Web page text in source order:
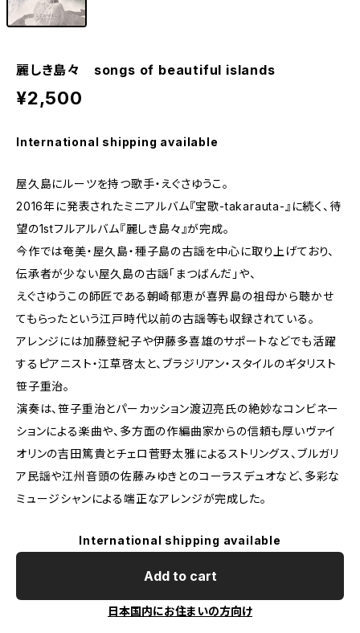
麗しき島々 songs of beautiful islands
¥2,500
International shipping available
屋久島にルーツを持つ歌手・えぐさゆうこ。
2016年に発表されたミニアルバム『宝歌-takarauta-』に続く、待
望の1stフルアルバム『麗しき島々』が完成。
今作では奄美・屋久島・種子島の古謡を中心に取り上げており、
伝承者が少ない屋久島の古謡「まつばんだ」や、
えぐさゆうこの師匠である朝崎郁恵が喜界島の祖母から聴かせ
てもらったという江戸時代以前の古謡等も収録されている。
アレンジには加藤登紀子や伊藤多喜雄のサポートなどでも活躍
するピアニスト・江草啓太と、ブラジリアン・スタイルのギタリスト
笹子重治。
演奏は、笹子重治とパーカッション渡辺亮氏の絶妙なコンビネー
ションによる楽曲や、多方面の作編曲家からの信頼も厚いヴァイ
オリンの吉田篤貴とチェロ菅野太雅によるストリングス、ブルガリ
ア民謡や江州音頭の佐藤みゆきとのコーラスデュオなど、多彩な
ミュージシャンによる端正なアレンジが完成した。
International shipping available
Add to cart
日本国内にお住まいの方向け